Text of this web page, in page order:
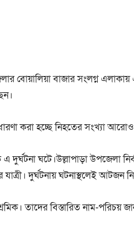
বোয়ালিয়া বাজার সংলগ্ন
করা হচ্ছে নিহতের সংখ্যা
ঘটে।উল্লাপাড়া উপজেলা
দুর্ঘটনায় ঘটনাস্থলেই আটজন
তাদের বিস্তারিত নাম-পরিচয়